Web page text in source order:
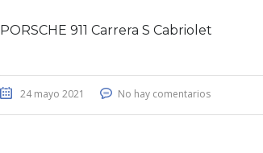
PORSCHE 911 Carrera S Cabriolet
24 mayo 2021 No hay comentarios